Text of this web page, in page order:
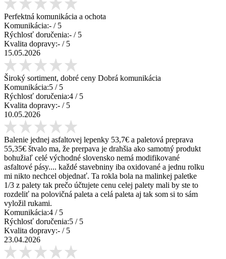
Perfektná komunikácia a ochota
Komunikácia:- / 5
Rýchlosť doručenia:- / 5
Kvalita dopravy:- / 5
15.05.2026
Široký sortiment, dobré ceny Dobrá komunikácia
Komunikácia:5 / 5
Rýchlosť doručenia:4 / 5
Kvalita dopravy:- / 5
10.05.2026
Balenie jednej asfaltovej lepenky 53,7€ a paletová preprava
55,35€ štvalo ma, že prerpava je drahšia ako samotný produkt
bohužiaľ celé východné slovensko nemá modifikované
asfaltové pásy.... každé stavebniny iba oxidované a jednu rolku
mi nikto nechcel objednať. Ta rokla bola na malinkej paletke
1/3 z palety tak prečo účtujete cenu celej palety mali by ste to
rozdeliť na polovičná paleta a celá paleta aj tak som si to sám
vyložil rukami.
Komunikácia:4 / 5
Rýchlosť doručenia:5 / 5
Kvalita dopravy:- / 5
23.04.2026